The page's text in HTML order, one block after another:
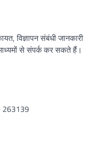
विज्ञापन संबंधी जानकारी
से संपर्क कर सकते हैं।
263139